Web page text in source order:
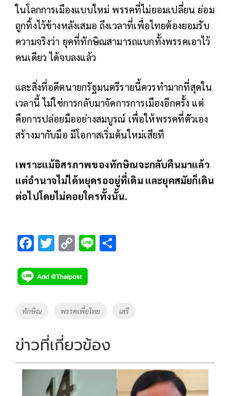
ในโลกการเมืองแบบใหม่ พรรคที่ไม่ยอมเปลี่ยน ย่อม
ถูกทิ้งไว้ข้างหลังเสมอถึงเวลาที่เพื่อไทยต้องยอมรับ
ความจริงว่า ยุคที่ทักษิณสามารถแบกทั้งพรรคเอาไว้
คนเดียว ได้จบลงแล้ว
และสิ่งที่อดีตนายกรัฐมนตรีรายนี้ควรทำมากที่สุดใน
เวลานี้ ไม่ใช่การกลับมาจัดการการเมืองอีกครั้ง แต่
คือการปล่อยมืออย่างสมบูรณ์ เพื่อให้พรรคที่ตัวเอง
สร้างมากับมือ มีโอกาสเริ่มต้นใหม่เสียที
เพราะแม้อิสรภาพของทักษิณจะกลับคืนมาแล้ว
แต่อำนาจไม่ได้หยุดรออยู่ที่เดิม และยุคสมัยก็เดิน
ต่อไปโดยไม่คอยใครทั้งนั้น.
F
e
b
o
k
T
tt
er
C
p
y
Li
k
Li
Tags
ทักษิณ พรรคเพื่อไทย เสรี
ข่าวที่เกี่ยวข้อง